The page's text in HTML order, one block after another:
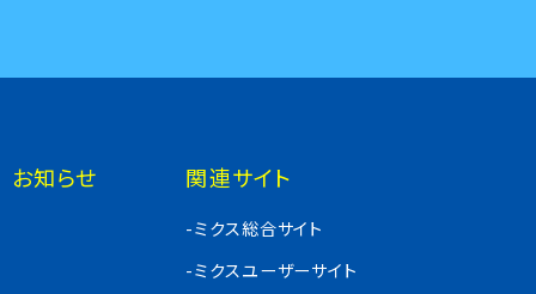
お知らせ 関連サイト
-ミクス総合サイト
-ミクスユーザーサイト